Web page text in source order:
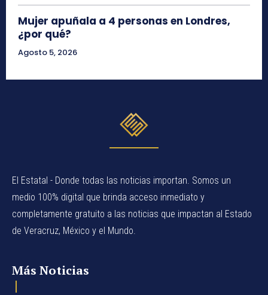
Mujer apuñala a 4 personas en Londres,
¿por qué?
Agosto 5, 2026
El Estatal - Donde todas las noticias importan. Somos un
medio 100% digital que brinda acceso inmediato y
completamente gratuito a las noticias que impactan al Estado
de Veracruz, México y el Mundo.
Más Noticias